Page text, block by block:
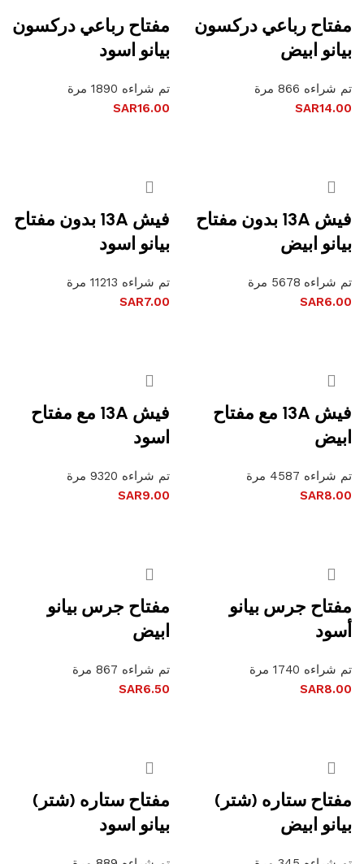
مفتاح رباعي دركسون
بيانو ابيض
تم شراءه 866 مرة
SAR14.00
مفتاح رباعي دركسون
بيانو اسود
تم شراءه 1890 مرة
SAR16.00
فيش 13A بدون مفتاح
بيانو ابيض
تم شراءه 5678 مرة
SAR6.00
فيش 13A بدون مفتاح
بيانو اسود
تم شراءه 11213 مرة
SAR7.00
فيش 13A مع مفتاح
ابيض
تم شراءه 4587 مرة
SAR8.00
فيش 13A مع مفتاح
اسود
تم شراءه 9320 مرة
SAR9.00
مفتاح جرس بيانو
أسود
تم شراءه 1740 مرة
SAR8.00
مفتاح جرس بيانو
ابيض
تم شراءه 867 مرة
SAR6.50
مفتاح ستاره (شتر)
بيانو ابيض
مفتاح ستاره (شتر)
بيانو اسود